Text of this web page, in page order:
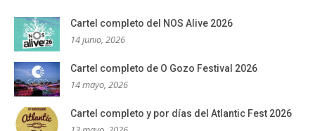
Cartel completo del NOS Alive 2026
14 junio, 2026
Cartel completo de O Gozo Festival 2026
14 mayo, 2026
Cartel completo y por días del Atlantic Fest 2026